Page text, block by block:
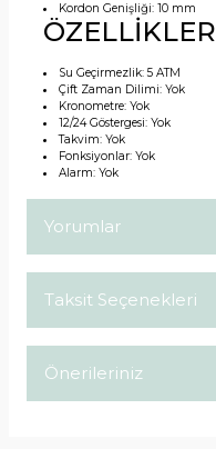
Kordon Genişliği:10 mm
ÖZELLİKLER
Su Geçirmezlik:5 ATM
Çift Zaman Dilimi:Yok
Kronometre:Yok
12/24 Göstergesi:Yok
Takvim:Yok
Fonksiyonlar:Yok
Alarm:Yok
Yorumlar
Taksit Seçenekleri
Önerileriniz